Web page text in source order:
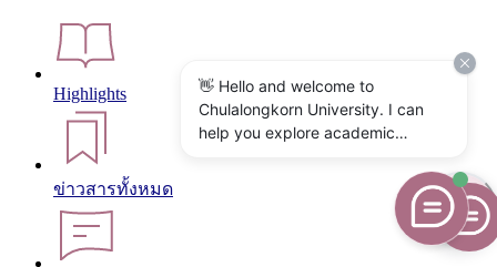
Highlights
ข่าวสารทั้งหมด
👋 Hello and welcome to
Chulalongkorn University. I can
help you explore academic